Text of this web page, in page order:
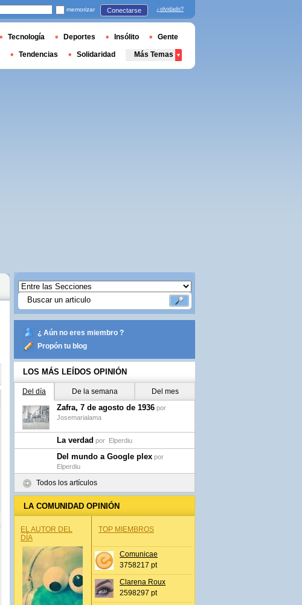
¿ Aún no eres miembro ?
Propón tu blog
LOS MÁS LEÍDOS OPINIÓN
Del día De la semana Del mes
Zafra, 7 de agosto de 1936 por
Josemarialama
La verdad por Elperdiu
Del mundo a Google plex por
Elperdiu
Todos los artículos
LA COMUNIDAD OPINIÓN
EL AUTOR DEL
DÍA
TOP MIEMBROS
Comunicae
3758217 pt
Clarena Roux
2598297 pt
memorizar Conectarse ¿olvidado?
Tecnología Deportes Insólito Gente
Tendencias Solidaridad Más Temas